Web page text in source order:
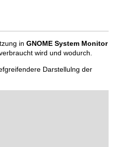
in GNOME System Monitor
wird und wodurch.
Darstellulng der